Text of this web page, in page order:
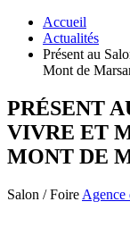
Accueil
Actualités
Présent au
Mont de
PRÉSENT
VIVRE ET
MONT DE
Salon / Foire Agence